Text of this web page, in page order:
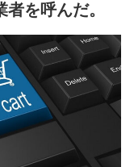
を呼んだ。